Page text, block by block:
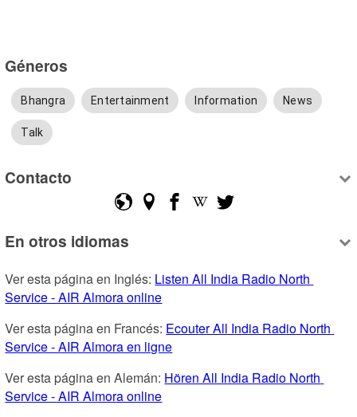
Géneros
Bhangra Entertainment Information News
Talk
Contacto
En otros idiomas
Ver esta página en Inglés: Listen All India Radio North
Service - AIR Almora online
Ver esta página en Francés: Ecouter All India Radio North
Service - AIR Almora en ligne
Ver esta página en Alemán: Hören All India Radio North
Service - AIR Almora online